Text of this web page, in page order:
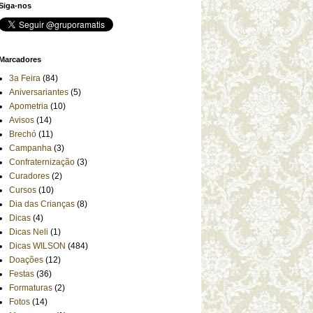
nos
3a Feira (84)
Aniversariantes (5)
Apometria (10)
Avisos (14)
Brechó (11)
Campanha (3)
Confraternização (3)
Curadores (2)
Cursos (10)
Dia das Crianças (8)
Dicas (4)
Dicas Neli (1)
Dicas WILSON (484)
Doações (12)
Festas (36)
Formaturas (2)
Fotos (14)